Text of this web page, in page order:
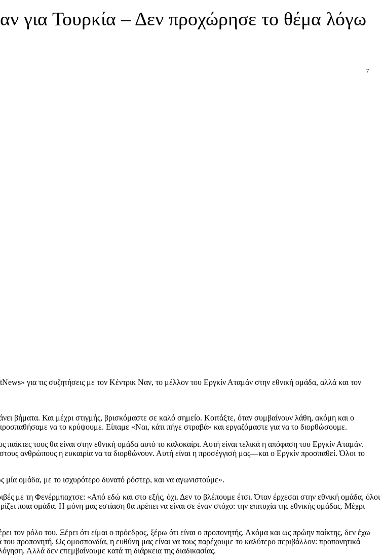
για Τουρκία – Δεν προχώρησε το θέμα λόγω
7
για τις συζητήσεις με τον Κέντρικ Ναν, το μέλλον του Εργκίν Αταμάν στην εθνική ομάδα, αλλά και τον
βήματα. Και μέχρι στιγμής, βρισκόμαστε σε καλό σημείο. Κοιτάξτε, όταν συμβαίνουν λάθη, ακόμη και ο
να το κρύψουμε. Είπαμε «Ναι, κάτι πήγε στραβά» και εργαζόμαστε για να το διορθώσουμε.
τους θα είναι στην εθνική ομάδα αυτό το καλοκαίρι. Αυτή είναι τελικά η απόφαση του Εργκίν Αταμάν.
ανθρώπους η ευκαιρία να τα διορθώνουν. Αυτή είναι η προσέγγισή μας—και ο Εργκίν προσπαθεί. Όλοι το
μία ομάδα, με το ισχυρότερο δυνατό ρόστερ, και να αγωνιστούμε».
με τη Φενέρμπαχτσε: «Από εδώ και στο εξής, όχι. Δεν το βλέπουμε έτσι. Όταν έρχεσαι στην εθνική ομάδα, όλοι
ποια ομάδα. Η μόνη μας εστίαση θα πρέπει να είναι σε έναν στόχο: την επιτυχία της εθνικής ομάδας. Μέχρι
τον ρόλο του. Ξέρει ότι είμαι ο πρόεδρος, ξέρω ότι είναι ο προπονητής. Ακόμα και ως πρώην παίκτης, δεν έχω
προπονητή. Ως ομοσπονδία, η ευθύνη μας είναι να τους παρέχουμε το καλύτερο περιβάλλον: προπονητικά
Αλλά δεν επεμβαίνουμε κατά τη διάρκεια της διαδικασίας.